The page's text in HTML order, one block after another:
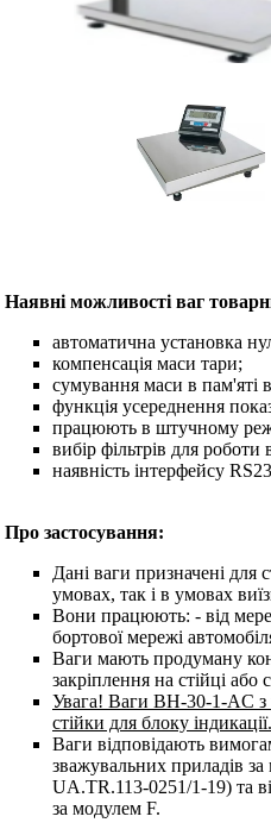
Наявні можливості ваг
автоматична установка
компенсація маси тари;
сумування маси в пам'яті
функція усереднення
працюють в штучному
вибір фільтрів для роботи
наявність інтерфейсу
Про застосування:
Дані ваги призначені для
умовах, так і в умовах
Вони працюють: - від
бортової мережі
Ваги мають продуману
закріплення на стійці
Увага! Ваги ВН-30-1-AC з
стійки для блоку індикації.
Ваги відповідають
зважувальних приладів
UA.TR.113-0251/1-19) та
за модулем F.